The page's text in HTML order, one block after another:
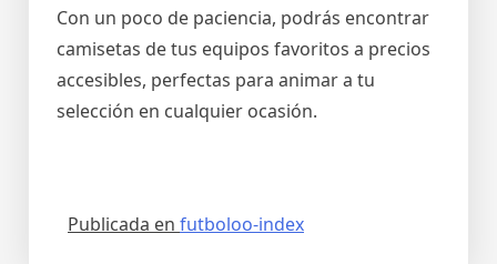
Con un poco de paciencia, podrás encontrar
camisetas de tus equipos favoritos a precios
accesibles, perfectas para animar a tu
selección en cualquier ocasión.
Publicada en futboloo-index